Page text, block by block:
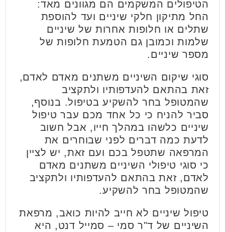
הטיפולים המשקמים הם מגוונים מאד:
החל מתיקון חלקי שיניים ועד להוספת
שתלים או חלופות אחרות של שיניים
שלמות וכמובן גם הטמעת חלופות של
מספר שיניים.
סוגי שיקום השיניים משתנים מאדם לאדם,
זאת בהתאם להעדפותיו ולתקציב
שהמטופל בחר להשקיע בטיפול. בנוסף,
סביר להניח כי כל אחד מכם עבר טיפול
שיניים כלשהו במהלך חייו, אבל חשוב
לדעת כמה דברים לפני שבוחרים את
המרפאה שתטפל בכם ועם זאת, יש לציין
כי סוגי טיפולי השיניים משתנים מאדם
לאדם, זאת בהתאם להעדפותיו ולתקציב
שהמטופל בחר להשקיע.
טיפול שיניים לא חייב להיות כואב, מרפאת
השיניים של ד"ר סמי – סמייל דנט, היא